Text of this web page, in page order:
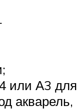
или А3 для
акварель,